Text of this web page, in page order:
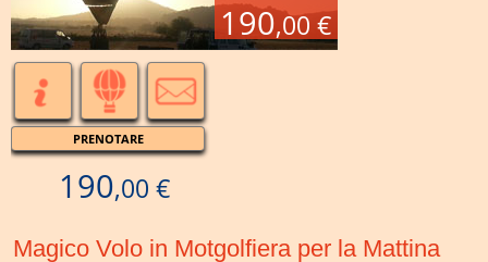
190,00 €
PRENOTARE
190,00 €
Magico Volo in Motgolfiera per la Mattina